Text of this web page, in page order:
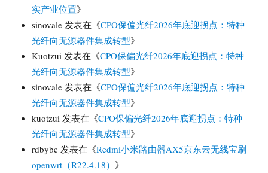
实产业位置》
sinovale 发表在《CPO保偏光纤2026年底迎拐点：特种
光纤向无源器件集成转型》
Kuotzui 发表在《CPO保偏光纤2026年底迎拐点：特种
光纤向无源器件集成转型》
sinovale 发表在《CPO保偏光纤2026年底迎拐点：特种
光纤向无源器件集成转型》
kuotzui 发表在《CPO保偏光纤2026年底迎拐点：特种
光纤向无源器件集成转型》
rdbybc 发表在《Redmi小米路由器AX5京东云无线宝刷
openwrt（R22.4.18） 》